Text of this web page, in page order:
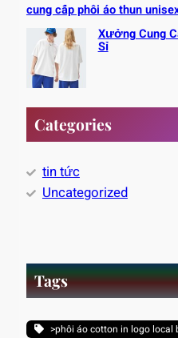
cung cấp phôi áo thun
Xưởng Cung
Sỉ
Categories
tin tức
Uncategorized
Tags
>phôi áo cotton in logo local